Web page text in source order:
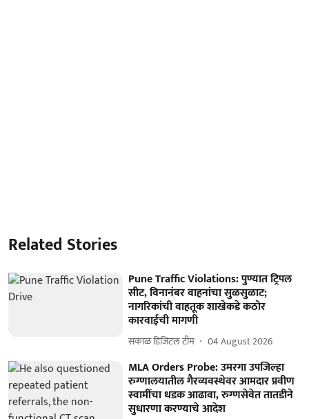
Related Stories
Pune Traffic Violations: पुण्यात ट्रिपल
सीट, विनानंबर वाहनांचा सुळसुळाट;
नागरिकांची वाहतूक शाखेकडे कठोर
कारवाईची मागणी
सकाळ डिजिटल टीम 04 August 2026
MLA Orders Probe: उमरगा उपजिल्हा
रुग्णालयातील गैरव्यवस्थेवर आमदार प्रवीण
स्वामींचा धडक आढावा, रुग्णसेवेत तातडीने
सुधारणा करण्याचे आदेश